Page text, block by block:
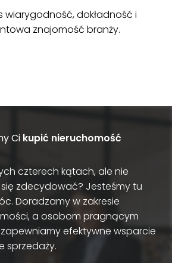
wiarygodność, dokładność i
znajomość branży.
Ci kupić nieruchomość
czterech kątach, ale nie
zdecydować? Jesteśmy tu
Doradzamy w zakresie
a osobom pragnącym
efektywne wsparcie
sprzedaży.